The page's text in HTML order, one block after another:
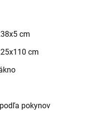
cm
cm
pokynov